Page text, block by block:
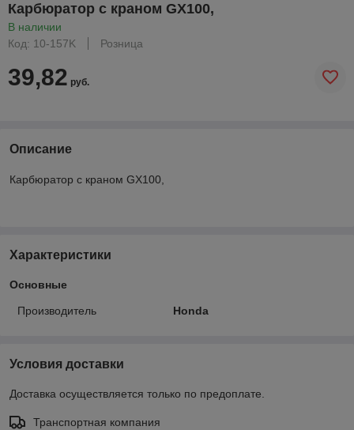
Карбюратор с краном GX100,
В наличии
Код: 10-157K
Розница
39,82 руб.
Описание
Карбюратор с краном GX100,
Характеристики
Основные
Производитель Honda
Условия доставки
Доставка осуществляется только по предоплате.
Транспортная компания